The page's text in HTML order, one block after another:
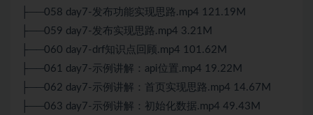
├──058 day7-发布功能实现思路.mp4 121.19M
├──059 day7-发布实现思路.mp4 3.21M
├──060 day7-drf知识点回顾.mp4 101.62M
├──061 day7-示例讲解：api位置.mp4 19.22M
├──062 day7-示例讲解：首页实现思路.mp4 14.67M
├──063 day7-示例讲解：初始化数据.mp4 49.43M